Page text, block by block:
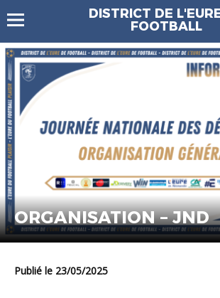
DISTRICT DE
FOOTBALL
ORGANISATION – JND
Publié le 23/05/2025